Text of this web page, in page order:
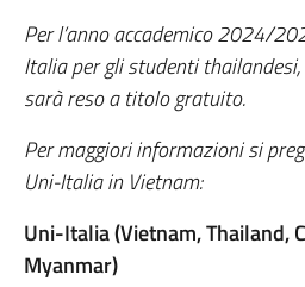
Per l’anno accademico 2024/
Italia per gli studenti
sarà reso a titolo gratuito.
Per maggiori informazioni si
Uni-Italia in Vietnam:
Uni-Italia (Vietnam, Thailand,
Myanmar)